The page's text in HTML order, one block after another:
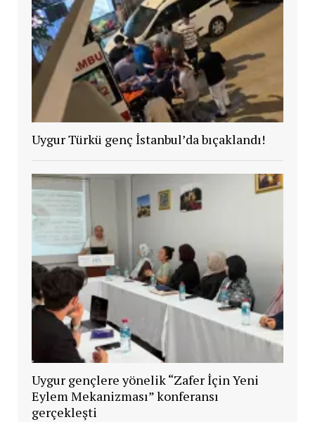
Uygur Türkü genç İstanbul’da bıçaklandı!
Uygur gençlere yönelik “Zafer İçin Yeni
Eylem Mekanizması” konferansı
gerçekleşti